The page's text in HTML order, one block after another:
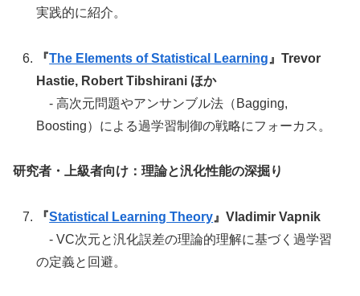
実践的に紹介。
『The Elements of Statistical Learning 』Trevor
Hastie, Robert Tibshirani ほか
- 高次元問題やアンサンブル法（Bagging,
Boosting）による過学習制御の戦略にフォーカス。
研究者・上級者向け：理論と汎化性能の深掘り
『Statistical Learning Theory 』Vladimir Vapnik
- VC次元と汎化誤差の理論的理解に基づく過学習
の定義と回避。